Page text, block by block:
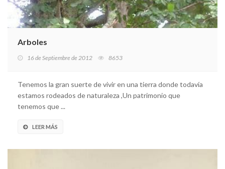
Arboles
16 de Septiembre de 2012 8653
Tenemos la gran suerte de vivir en una tierra donde todavía
estamos rodeados de naturaleza ,Un patrimonio que
tenemos que ...
LEER MÁS